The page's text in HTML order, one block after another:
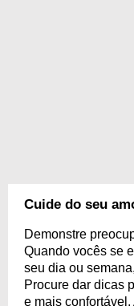
Cuide do seu
Demonstre
Quando vocês se
seu dia ou
Procure dar dicas
e mais